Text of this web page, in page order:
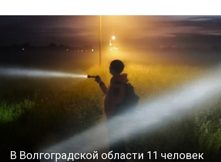
В Волгоградской области 11 человек